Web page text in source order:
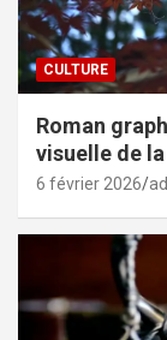
CULTURE
Roman
visuelle de
6 février 2026